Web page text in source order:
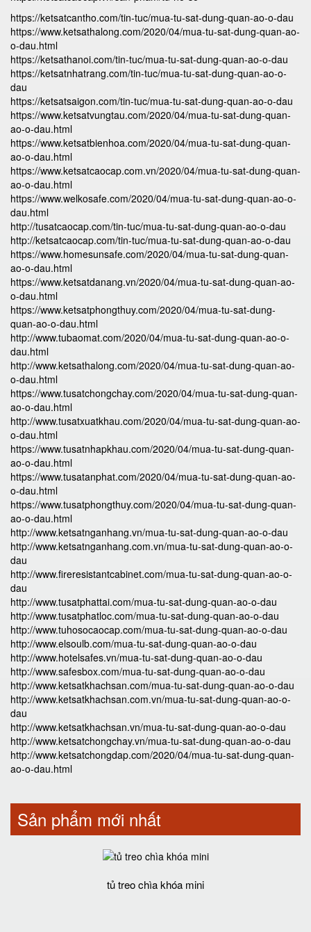
https://ketsatcantho.com/tin-tuc/mua-tu-sat-dung-quan-ao-o-dau
https://www.ketsathalong.com/2020/04/mua-tu-sat-dung-quan-ao-
o-dau.html
https://ketsathanoi.com/tin-tuc/mua-tu-sat-dung-quan-ao-o-dau
https://ketsatnhatrang.com/tin-tuc/mua-tu-sat-dung-quan-ao-o-
dau
https://ketsatsaigon.com/tin-tuc/mua-tu-sat-dung-quan-ao-o-dau
https://www.ketsatvungtau.com/2020/04/mua-tu-sat-dung-quan-
ao-o-dau.html
https://www.ketsatbienhoa.com/2020/04/mua-tu-sat-dung-quan-
ao-o-dau.html
https://www.ketsatcaocap.com.vn/2020/04/mua-tu-sat-dung-quan-
ao-o-dau.html
https://www.welkosafe.com/2020/04/mua-tu-sat-dung-quan-ao-o-
dau.html
http://tusatcaocap.com/tin-tuc/mua-tu-sat-dung-quan-ao-o-dau
http://ketsatcaocap.com/tin-tuc/mua-tu-sat-dung-quan-ao-o-dau
https://www.homesunsafe.com/2020/04/mua-tu-sat-dung-quan-
ao-o-dau.html
https://www.ketsatdanang.vn/2020/04/mua-tu-sat-dung-quan-ao-
o-dau.html
https://www.ketsatphongthuy.com/2020/04/mua-tu-sat-dung-
quan-ao-o-dau.html
http://www.tubaomat.com/2020/04/mua-tu-sat-dung-quan-ao-o-
dau.html
http://www.ketsathalong.com/2020/04/mua-tu-sat-dung-quan-ao-
o-dau.html
https://www.tusatchongchay.com/2020/04/mua-tu-sat-dung-quan-
ao-o-dau.html
http://www.tusatxuatkhau.com/2020/04/mua-tu-sat-dung-quan-ao-
o-dau.html
https://www.tusatnhapkhau.com/2020/04/mua-tu-sat-dung-quan-
ao-o-dau.html
https://www.tusatanphat.com/2020/04/mua-tu-sat-dung-quan-ao-
o-dau.html
https://www.tusatphongthuy.com/2020/04/mua-tu-sat-dung-quan-
ao-o-dau.html
http://www.ketsatnganhang.vn/mua-tu-sat-dung-quan-ao-o-dau
http://www.ketsatnganhang.com.vn/mua-tu-sat-dung-quan-ao-o-
dau
http://www.fireresistantcabinet.com/mua-tu-sat-dung-quan-ao-o-
dau
http://www.tusatphattai.com/mua-tu-sat-dung-quan-ao-o-dau
http://www.tusatphatloc.com/mua-tu-sat-dung-quan-ao-o-dau
http://www.tuhosocaocap.com/mua-tu-sat-dung-quan-ao-o-dau
http://www.elsoulb.com/mua-tu-sat-dung-quan-ao-o-dau
http://www.hotelsafes.vn/mua-tu-sat-dung-quan-ao-o-dau
http://www.safesbox.com/mua-tu-sat-dung-quan-ao-o-dau
http://www.ketsatkhachsan.com/mua-tu-sat-dung-quan-ao-o-dau
http://www.ketsatkhachsan.com.vn/mua-tu-sat-dung-quan-ao-o-
dau
http://www.ketsatkhachsan.vn/mua-tu-sat-dung-quan-ao-o-dau
http://www.ketsatchongchay.vn/mua-tu-sat-dung-quan-ao-o-dau
http://www.ketsatchongdap.com/2020/04/mua-tu-sat-dung-quan-
ao-o-dau.html
Sản phẩm mới nhất
tủ treo chìa khóa mini